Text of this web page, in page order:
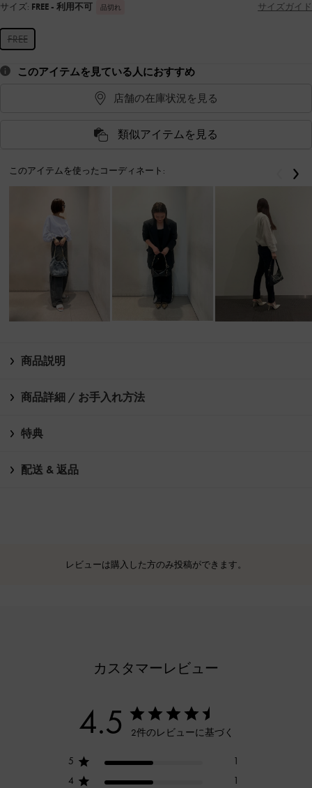
サイズ: FREE - 利用不可 品切れ サイズガイド
FREE
このアイテムを見ている人におすすめ
店舗の在庫状況を見る
類似アイテムを見る
このアイテムを使ったコーディネート: 戻る
商品説明
商品詳細 / お手入れ方法
特典
配送 & 返品
レビューは購入した方のみ投稿ができます。
カスタマーレビュー
4.5 2件のレビューに基づく
5
1
4
1